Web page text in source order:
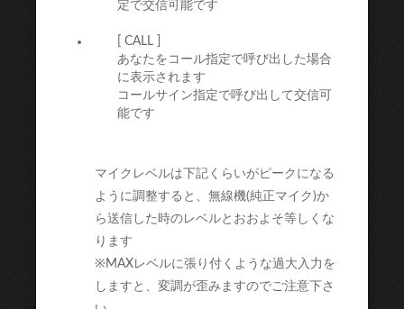
定で交信可能です
[ CALL ]
あなたをコール指定で呼び出した場合
に表示されます
コールサイン指定で呼び出して交信可
能です
マイクレベルは下記くらいがピークになる
ように調整すると、無線機(純正マイク)か
ら送信した時のレベルとおおよそ等しくな
ります
※MAXレベルに張り付くような過大入力を
しますと、変調が歪みますのでご注意下さ